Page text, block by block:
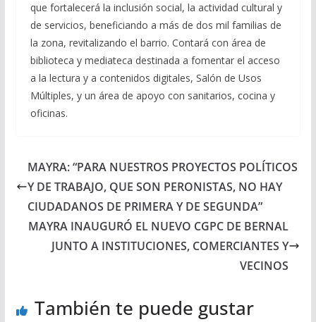
que fortalecerá la inclusión social, la actividad cultural y
de servicios, beneficiando a más de dos mil familias de
la zona, revitalizando el barrio. Contará con área de
biblioteca y mediateca destinada a fomentar el acceso
a la lectura y a contenidos digitales, Salón de Usos
Múltiples, y un área de apoyo con sanitarios, cocina y
oficinas.
MAYRA: “PARA NUESTROS PROYECTOS POLÍTICOS
Y DE TRABAJO, QUE SON PERONISTAS, NO HAY
CIUDADANOS DE PRIMERA Y DE SEGUNDA”
MAYRA INAUGURÓ EL NUEVO CGPC DE BERNAL
JUNTO A INSTITUCIONES, COMERCIANTES Y
VECINOS
También te puede gustar